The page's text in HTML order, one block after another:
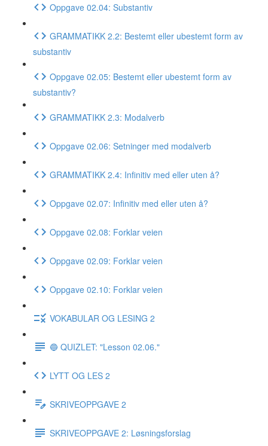
Oppgave 02.04: Substantiv
GRAMMATIKK 2.2: Bestemt eller ubestemt form av
substantiv
Oppgave 02.05: Bestemt eller ubestemt form av
substantiv?
GRAMMATIKK 2.3: Modalverb
Oppgave 02.06: Setninger med modalverb
GRAMMATIKK 2.4: Infinitiv med eller uten å?
Oppgave 02.07: Infinitiv med eller uten å?
Oppgave 02.08: Forklar veien
Oppgave 02.09: Forklar veien
Oppgave 02.10: Forklar veien
VOKABULAR OG LESING 2
🔵 QUIZLET: "Lesson 02.06."
LYTT OG LES 2
SKRIVEOPPGAVE 2
SKRIVEOPPGAVE 2: Løsningsforslag